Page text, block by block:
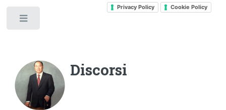
Privacy Policy Cookie Policy
Discorsi